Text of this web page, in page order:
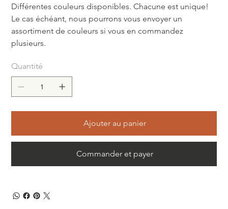
Différentes couleurs disponibles. Chacune est unique!
Le cas échéant, nous pourrons vous envoyer un
assortiment de couleurs si vous en commandez
plusieurs.
Quantité
Ajouter au panier
Commander et payer